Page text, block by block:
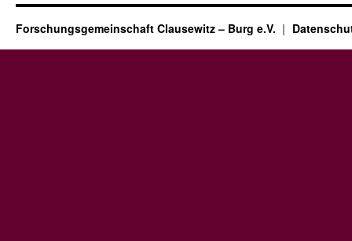
Forschungsgemeinschaft Clausewitz – Burg e.V.